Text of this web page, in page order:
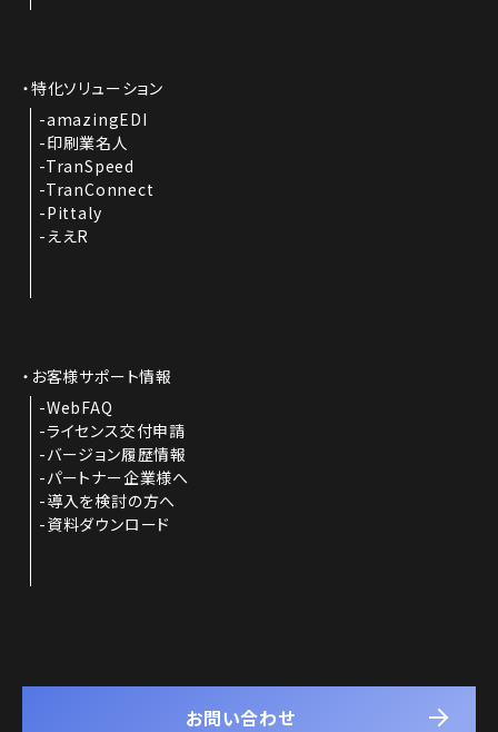
特化ソリューション
amazingEDI
印刷業名人
TranSpeed
TranConnect
Pittaly
ええR
お客様サポート情報
WebFAQ
ライセンス交付申請
バージョン履歴情報
パートナー企業様へ
導入を検討の方へ
資料ダウンロード
お問い合わせ